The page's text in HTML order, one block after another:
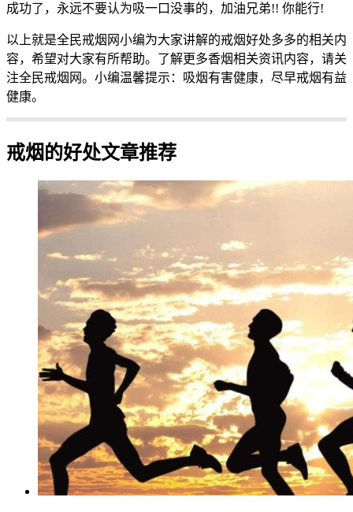
成功了，永远不要认为吸一口没事的，加油兄弟!! 你能行!
以上就是全民戒烟网小编为大家讲解的戒烟好处多多的相关内
容，希望对大家有所帮助。了解更多香烟相关资讯内容，请关
注全民戒烟网。小编温馨提示：吸烟有害健康，尽早戒烟有益
健康。
戒烟的好处文章推荐